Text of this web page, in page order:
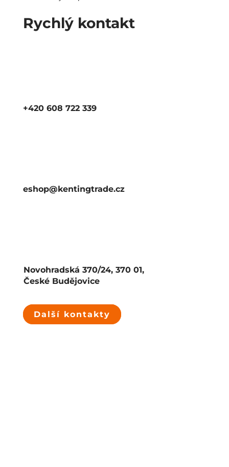
Rychlý kontakt
+420 608 722 339
eshop@kentingtrade.cz
Novohradská 370/24, 370 01,
České Budějovice
Další kontakty